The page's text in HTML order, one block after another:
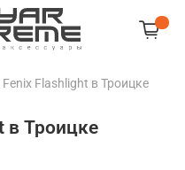
Flashlight в Троицке
в Троицке